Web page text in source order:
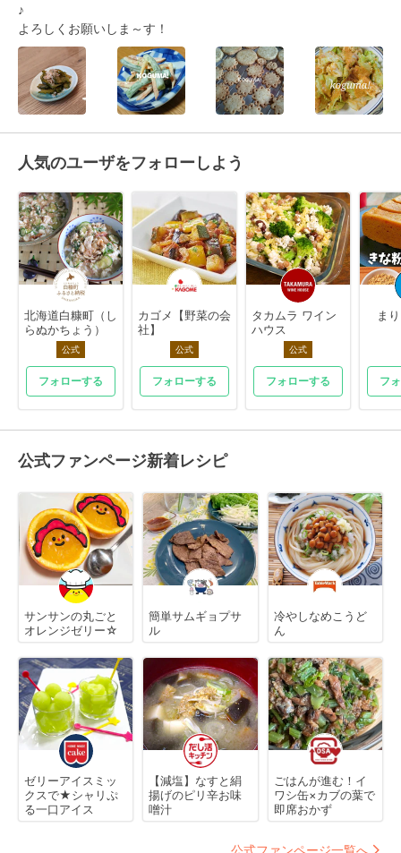
♪
よろしくお願いしま～す！
人気のユーザをフォローしよう
北海道白糠町（し
らぬかちょう）
公式
フォローする
カゴメ【野菜の会
社】
公式
フォローする
タカムラ ワイン
ハウス
公式
フォローする
ま
フ
公式ファンページ新着レシピ
サンサンの丸ごと
オレンジゼリー☆
簡単サムギョプサ
ル
冷やしなめこうど
ん
ゼリーアイスミッ
クスで★シャリぷ
る一口アイス
【減塩】なすと絹
揚げのピリ辛お味
噌汁
ごはんが進む！イ
ワシ缶×カブの葉で
即席おかず